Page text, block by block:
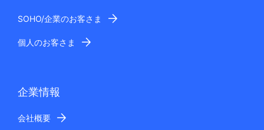
SOHO/企業のお客さま
個人のお客さま
企業情報
会社概要